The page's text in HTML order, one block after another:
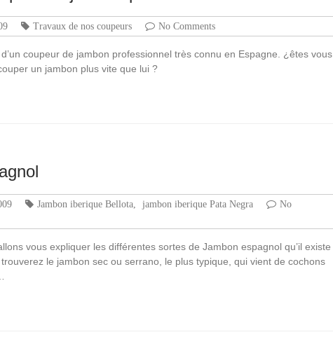
Travaux de nos coupeurs No Comments
coupeur de jambon professionnel très connu en Espagne. ¿êtes vous
un jambon plus vite que lui ?
Jambon iberique Bellota jambon iberique Pata Negra
No
vous expliquer les différentes sortes de Jambon espagnol qu’il existe
le jambon sec ou serrano, le plus typique, qui vient de cochons